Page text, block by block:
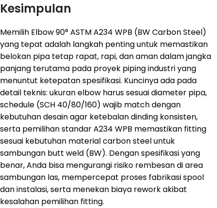
Kesimpulan
Memilih Elbow 90° ASTM A234 WPB (BW Carbon Steel)
yang tepat adalah langkah penting untuk memastikan
belokan pipa tetap rapat, rapi, dan aman dalam jangka
panjang terutama pada proyek piping industri yang
menuntut ketepatan spesifikasi. Kuncinya ada pada
detail teknis: ukuran elbow harus sesuai diameter pipa,
schedule (SCH 40/80/160) wajib match dengan
kebutuhan desain agar ketebalan dinding konsisten,
serta pemilihan standar A234 WPB memastikan fitting
sesuai kebutuhan material carbon steel untuk
sambungan butt weld (BW). Dengan spesifikasi yang
benar, Anda bisa mengurangi risiko rembesan di area
sambungan las, mempercepat proses fabrikasi spool
dan instalasi, serta menekan biaya rework akibat
kesalahan pemilihan fitting.